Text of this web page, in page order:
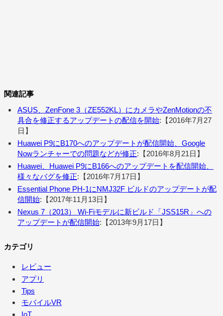
関連記事
ASUS、ZenFone 3（ZE552KL）にカメラやZenMotionの不
具合を修正するアップデートの配信を開始:【2016年7月27
日】
Huawei P9にB170へのアップデートが配信開始、Google
Nowランチャーでの問題などが修正:【2016年8月21日】
Huawei、Huawei P9にB166へのアップデートを配信開始、
様々なバグを修正:【2016年7月17日】
Essential Phone PH-1にNMJ32F ビルドのアップデートが配
信開始:【2017年11月13日】
Nexus 7（2013） Wi-Fiモデルに新ビルド「JSS15R」への
アップデートが配信開始:【2013年9月17日】
カテゴリ
レビュー
アプリ
Tips
モバイルVR
IoT